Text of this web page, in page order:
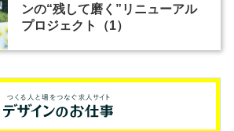
ンの“残して磨く”リニューアル
プロジェクト（1）